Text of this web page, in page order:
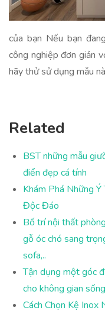
của bạn Nếu bạn
công nghiệp đơn giản
hãy thử sử dụng mẫu
Related
BST những mẫu
điển đẹp cá tính
Khám Phá Những
Độc Đáo
Bố trí nội thất
gỗ óc chó sang
sofa,..
Tận dụng một góc
cho không gian
Cách Chọn Kệ Inox